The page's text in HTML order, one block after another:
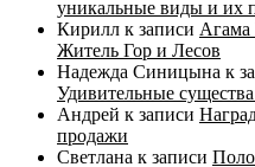
уникальные виды и их
Кирилл к записи Агама
Житель Гор и Лесов
Надежда Синицына к
Удивительные
Андрей к записи
продажи
Светлана к записи